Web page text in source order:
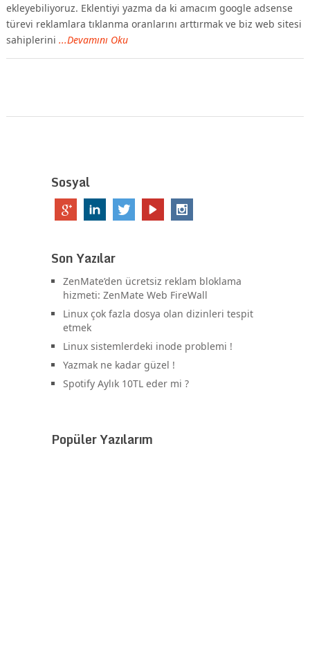
ekleyebiliyoruz. Eklentiyi yazma da ki amacım google adsense
türevi reklamlara tıklanma oranlarını arttırmak ve biz web sitesi
sahiplerini ...Devamını Oku
Sosyal
Son Yazılar
ZenMate’den ücretsiz reklam bloklama
hizmeti: ZenMate Web FireWall
Linux çok fazla dosya olan dizinleri tespit
etmek
Linux sistemlerdeki inode problemi !
Yazmak ne kadar güzel !
Spotify Aylık 10TL eder mi ?
Popüler Yazılarım